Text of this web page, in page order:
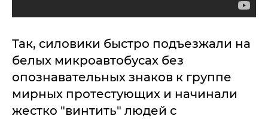
Так, силовики быстро подъезжали на
белых микроавтобусах без
опознавательных знаков к группе
мирных протестующих и начинали
жестко "винтить" людей с